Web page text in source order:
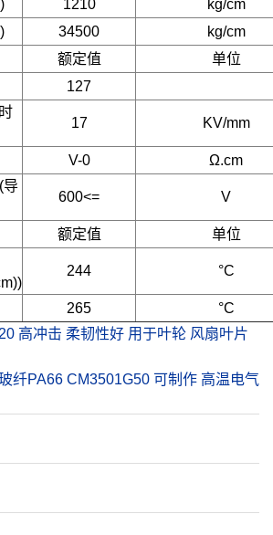
1210
kg/cm
34500
kg/cm
额定值
单位
127
17 KV/mm
V-0
Ω.cm
导
600<= V
额定值
单位
244 °C
265
°C
高冲击 柔韧性好 用于叶轮 风扇叶片
纤PA66 CM3501G50 可制作 高温电气